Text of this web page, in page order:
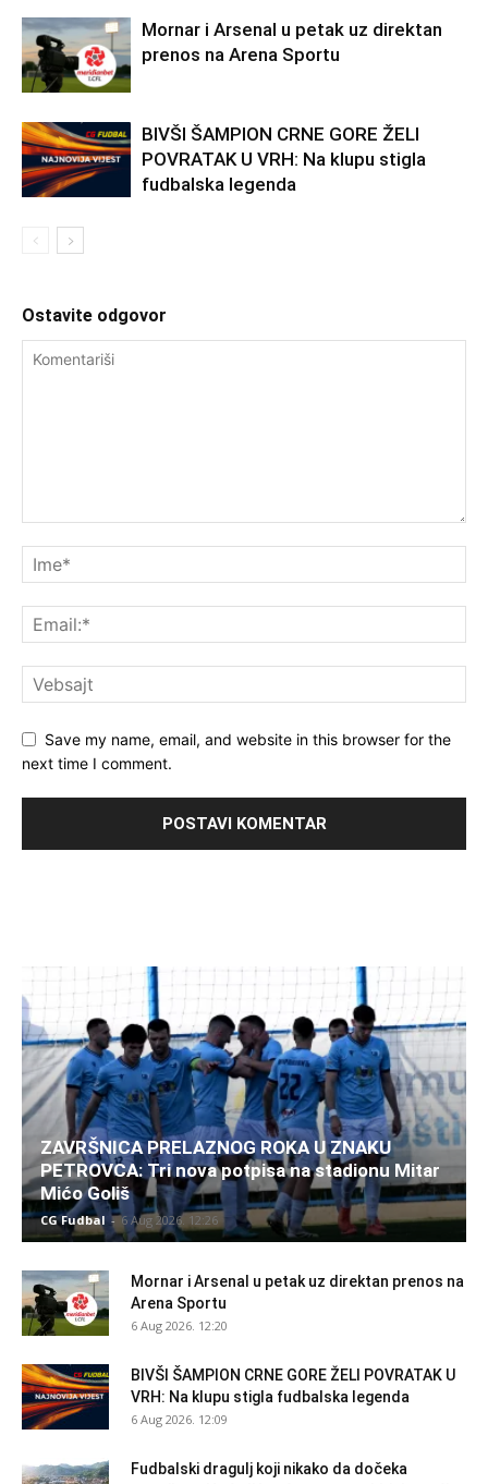
Mornar i Arsenal u petak uz direktan
prenos na Arena Sportu
BIVŠI ŠAMPION CRNE GORE ŽELI
POVRATAK U VRH: Na klupu stigla
fudbalska legenda
Ostavite odgovor
Save my name, email, and website in this browser for the
next time I comment.
ZAVRŠNICA PRELAZNOG ROKA U ZNAKU
PETROVCA: Tri nova potpisa na stadionu Mitar
Mićo Goliš
CG Fudbal - 6 Aug 2026. 12:26
Mornar i Arsenal u petak uz direktan prenos na
Arena Sportu
6 Aug 2026. 12:20
BIVŠI ŠAMPION CRNE GORE ŽELI POVRATAK U
VRH: Na klupu stigla fudbalska legenda
6 Aug 2026. 12:09
Fudbalski dragulj koji nikako da dočeka